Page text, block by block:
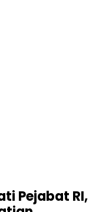
Pejabat RI,